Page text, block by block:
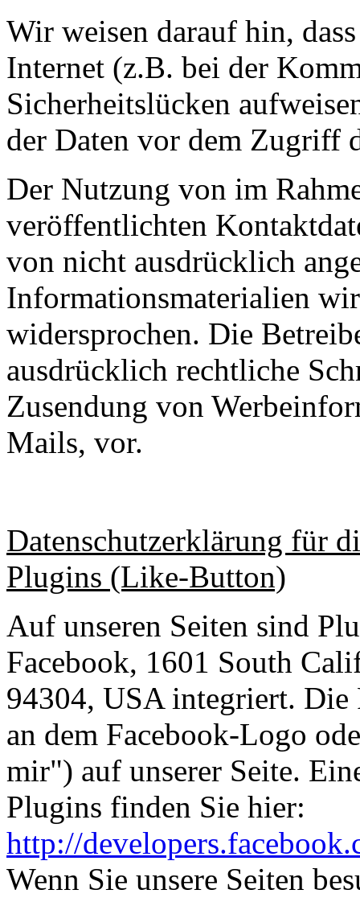
Wir weisen darauf hin,
Internet (z.B. bei der
Sicherheitslücken
der Daten vor dem Zugriff
Der Nutzung von im
veröffentlichten
von nicht ausdrücklich
Informationsmaterialien
widersprochen. Die
ausdrücklich rechtliche
Zusendung von
Mails, vor.
Datenschutzerklärung für
Plugins (Like-Button)
Auf unseren Seiten sind
Facebook, 1601 South
94304, USA integriert. Die
an dem Facebook-Logo
mir") auf unserer Seite.
Plugins finden Sie hier:
http://
Wenn Sie unsere Seiten